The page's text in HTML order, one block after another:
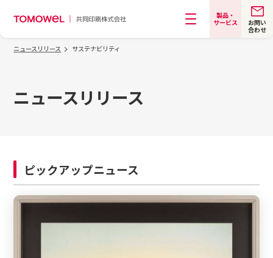
製品・
サービス
お問い
合わせ
ニュースリリース サステナビリティ
ニュースリリース
ピックアップニュース